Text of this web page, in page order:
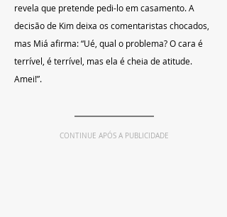
revela que pretende pedi-lo em casamento. A
decisão de Kim deixa os comentaristas chocados,
mas Miá afirma: “Ué, qual o problema? O cara é
terrível, é terrível, mas ela é cheia de atitude.
Amei!”.
CONTINUE APÓS A PUBLICIDADE